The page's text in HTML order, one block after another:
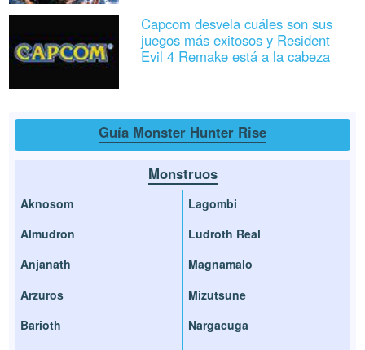
Capcom desvela cuáles son sus
juegos más exitosos y Resident
Evil 4 Remake está a la cabeza
Guía Monster Hunter Rise
Monstruos
Aknosom
Almudron
Anjanath
Arzuros
Barioth
Lagombi
Ludroth Real
Magnamalo
Mizutsune
Nargacuga